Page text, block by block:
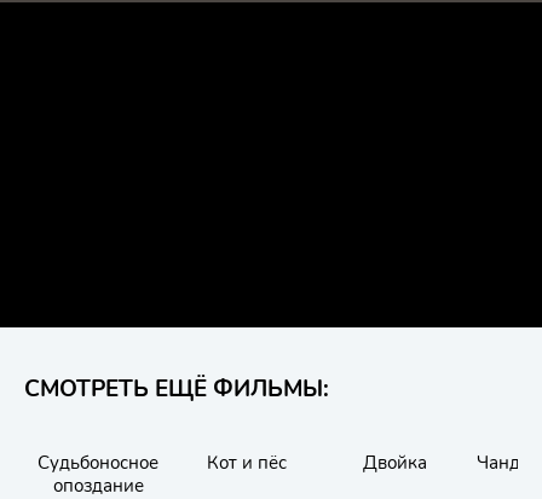
СМОТРЕТЬ ЕЩЁ ФИЛЬМЫ:
Судьбоносное
опоздание
Кот и пёс Двойка Чанду-